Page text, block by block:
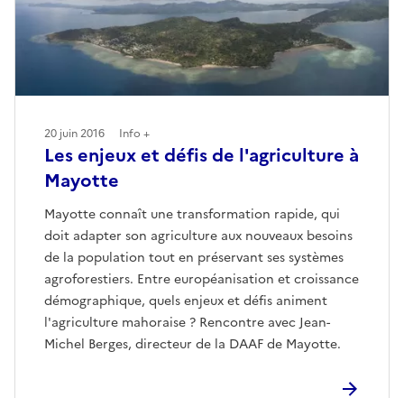
Les enjeux et défis de l'agriculture à
Mayotte
Mayotte connaît une transformation rapide, qui
doit adapter son agriculture aux nouveaux besoins
de la population tout en préservant ses systèmes
agroforestiers. Entre européanisation et croissance
démographique, quels enjeux et défis animent
l'agriculture mahoraise ? Rencontre avec Jean-
Michel Berges, directeur de la DAAF de Mayotte.
20 juin 2016 Info +